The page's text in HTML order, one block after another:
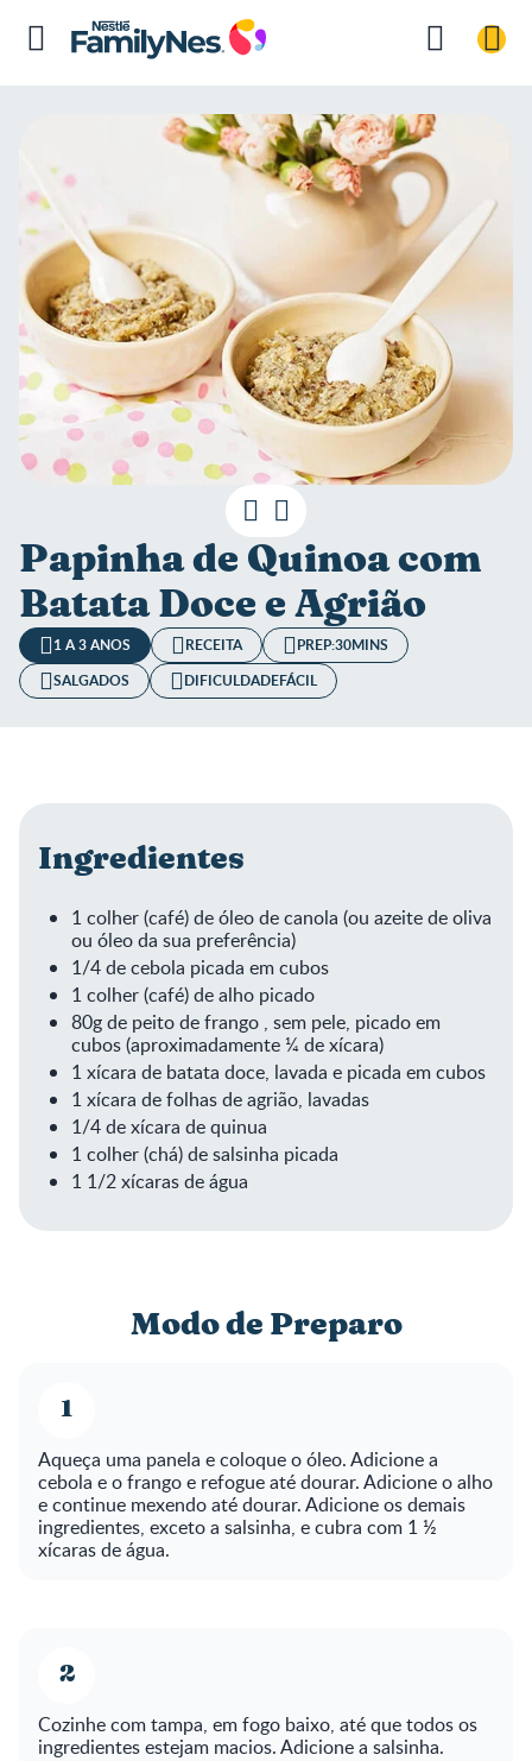
Papinha de Quinoa com
Batata Doce e Agrião
1 A 3 ANOS RECEITA PREP:30MINS
SALGADOS
DIFICULDADEFÁCIL
Ingredientes
1 colher (café) de óleo de canola (ou azeite de oliva
ou óleo da sua preferência)
1/4 de cebola picada em cubos
1 colher (café) de alho picado
80g de peito de frango , sem pele, picado em
cubos (aproximadamente ¼ de xícara)
1 xícara de batata doce, lavada e picada em cubos
1 xícara de folhas de agrião, lavadas
1/4 de xícara de quinua
1 colher (chá) de salsinha picada
1 1/2 xícaras de água
Modo de Preparo
Aqueça uma panela e coloque o óleo. Adicione a
cebola e o frango e refogue até dourar. Adicione o alho
e continue mexendo até dourar. Adicione os demais
ingredientes, exceto a salsinha, e cubra com 1 ½
xícaras de água.
Cozinhe com tampa, em fogo baixo, até que todos os
ingredientes estejam macios. Adicione a salsinha.